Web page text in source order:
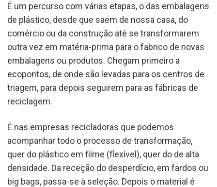
É um percurso com várias etapas, o das embalagens
de plástico, desde que saem de nossa casa, do
comércio ou da construção até se transformarem
outra vez em matéria-prima para o fabrico de novas
embalagens ou produtos. Chegam primeiro a
ecopontos, de onde são levadas para os centros de
triagem, para depois seguirem para as fábricas de
reciclagem.
É nas empresas recicladoras que podemos
acompanhar todo o processo de transformação,
quer do plástico em filme (flexível), quer do de alta
densidade. Da receção do desperdício, em fardos ou
big bags, passa-se à seleção. Depois o material é